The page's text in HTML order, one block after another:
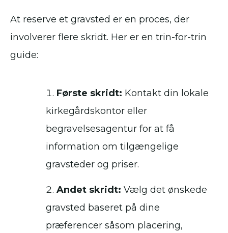
At reserve et gravsted er en proces, der
involverer flere skridt. Her er en trin-for-trin
guide:
Første skridt: Kontakt din lokale
kirkegårdskontor eller
begravelsesagentur for at få
information om tilgængelige
gravsteder og priser.
Andet skridt: Vælg det ønskede
gravsted baseret på dine
præferencer såsom placering,